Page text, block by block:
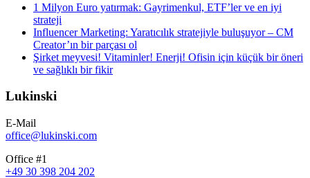
1 Milyon Euro yatırmak: Gayrimenkul, ETF’ler ve en iyi
strateji
Influencer Marketing: Yaratıcılık stratejiyle buluşuyor – CM
Creator’ın bir parçası ol
Şirket meyvesi! Vitaminler! Enerji! Ofisin için küçük bir öneri
ve sağlıklı bir fikir
Lukinski
E-Mail
office@lukinski.com
Office #1
+49 30 398 204 202